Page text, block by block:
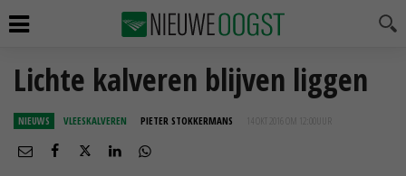
Lichte kalveren blijven liggen
NIEUWS VLEESKALVEREN PIETER STOKKERMANS 14 OKT 2016 OM 12:00